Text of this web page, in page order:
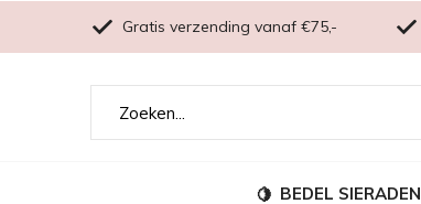
BEDEL SIERADEN
Gratis verzending vanaf €75,-